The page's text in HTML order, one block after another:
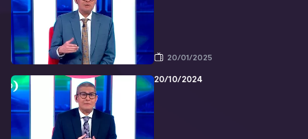
20/01/2025
20/10/2024